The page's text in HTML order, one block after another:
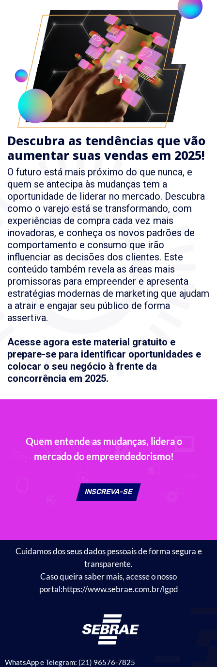
Descubra as tendências que vão
aumentar suas vendas em 2025!
O futuro está mais próximo do que nunca, e
quem se antecipa às mudanças tem a
oportunidade de liderar no mercado. Descubra
como o varejo está se transformando, com
experiências de compra cada vez mais
inovadoras, e conheça os novos padrões de
comportamento e consumo que irão
influenciar as decisões dos clientes. Este
conteúdo também revela as áreas mais
promissoras para empreender e apresenta
estratégias modernas de marketing que ajudam
a atrair e engajar seu público de forma
assertiva.
Acesse agora este material gratuito e
prepare-se para identificar oportunidades e
colocar o seu negócio à frente da
concorrência em 2025.
Quem entende as mudanças, lidera o
mercado do empreendedorismo!
INSCREVA-SE
Cuidamos dos seus dados pessoais de forma segura e
transparente.
Caso queira saber mais, acesse o nosso
portal:https://www.sebrae.com.br/lgpd
WhatsApp e Telegram: (21) 96576-7825